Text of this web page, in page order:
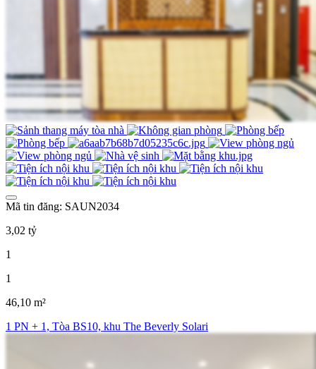
Mã tin đăng: SAUN2034
3,02 tỷ
1
1
46,10 m²
1 PN + 1, Tòa BS10, khu The Beverly Solari